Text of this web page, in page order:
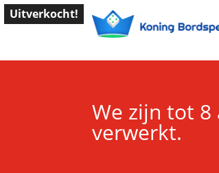
We zijn tot 8
verwerkt.
Uitverkocht!